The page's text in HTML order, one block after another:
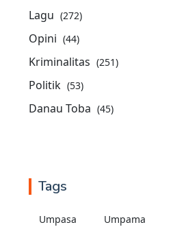
Lagu (272)
Opini (44)
Kriminalitas (251)
Politik (53)
Danau Toba (45)
Tags
Umpasa Umpama